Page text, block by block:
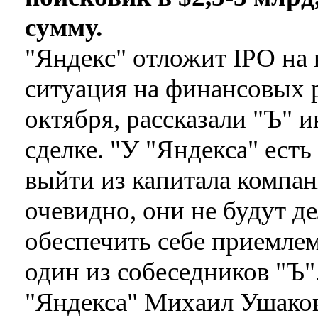
сумму.
"Яндекс" отложит IPO на
ситуация на финансовых
октября, рассказали "Ъ"
сделке. "У "Яндекса"
выйти из капитала
очевидно, они не будут
обеспечить себе
один из собеседников
"Яндекса" Михаил